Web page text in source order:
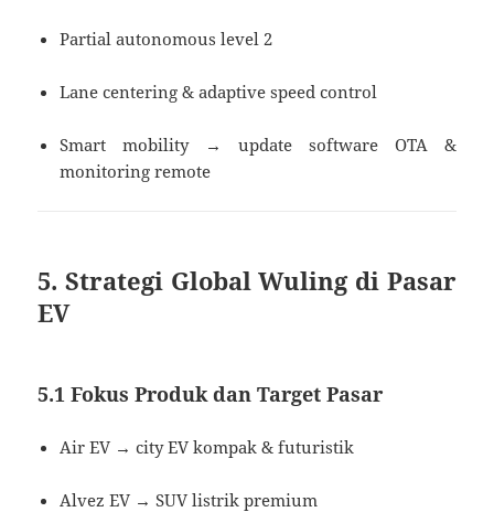
Partial autonomous level 2
Lane centering & adaptive speed control
Smart mobility → update software OTA &
monitoring remote
5. Strategi Global Wuling di Pasar
EV
5.1 Fokus Produk dan Target Pasar
Air EV → city EV kompak & futuristik
Alvez EV → SUV listrik premium